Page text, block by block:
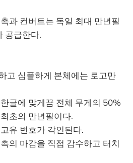
과 컨버트는 독일 최대 만년필
공급한다.
고 심플하게 본체에는 로고만
글에 맞게끔 전체 무게의 50%
초의 만년필이다.
유 번호가 각인된다.
의 마감을 직접 감수하고 터치